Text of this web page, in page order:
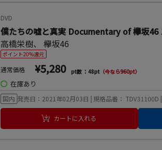
DVD
僕たちの嘘と真実 Documentary of 欅坂46
高橋栄樹、欅坂46
ポイント20%還元
通常価格 ¥5,280 pt数 ：48pt （今なら960pt）
◯ 在庫あり
国内 発売日：2021年02月03日 | 規格品番：
カートに入れる